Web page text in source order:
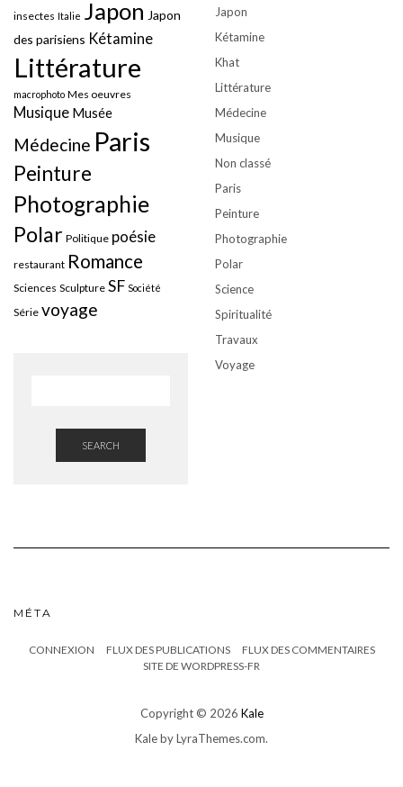
insectes Italie Japon Japon
des parisiens Kétamine
Littérature
macrophoto Mes oeuvres
Musique Musée
Médecine Paris
Peinture
Photographie
Polar Politique poésie
restaurant Romance
Sciences Sculpture SF Société
Série voyage
SEARCH
Japon
Kétamine
Khat
Littérature
Médecine
Musique
Non classé
Paris
Peinture
Photographie
Polar
Science
Spiritualité
Travaux
Voyage
MÉTA
CONNEXION FLUX DES PUBLICATIONS
FLUX DES COMMENTAIRES
SITE DE WORDPRESS-FR
Copyright © 2026 Kale
Kaleby LyraThemes.com.